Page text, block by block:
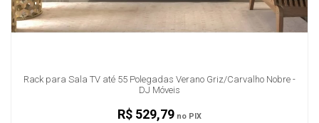
Rack para Sala TV até 55 Polegadas Verano Griz/Carvalho Nobre -
DJ Móveis
R$ 529,79 no PIX